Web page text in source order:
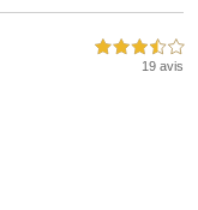
3,5 étoiles sur 5
19 avis